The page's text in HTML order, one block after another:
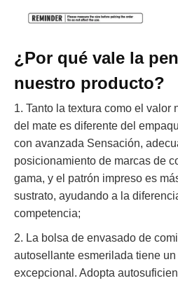
¿Por qué vale la
nuestro producto?
1. Tanto la textura como el valor
del mate es diferente del
con avanzada Sensación,
posicionamiento de marcas de
gama, y el patrón impreso es
sustrato, ayudando a la
competencia;
2. La bolsa de envasado de
autosellante esmerilada tiene
excepcional. Adopta